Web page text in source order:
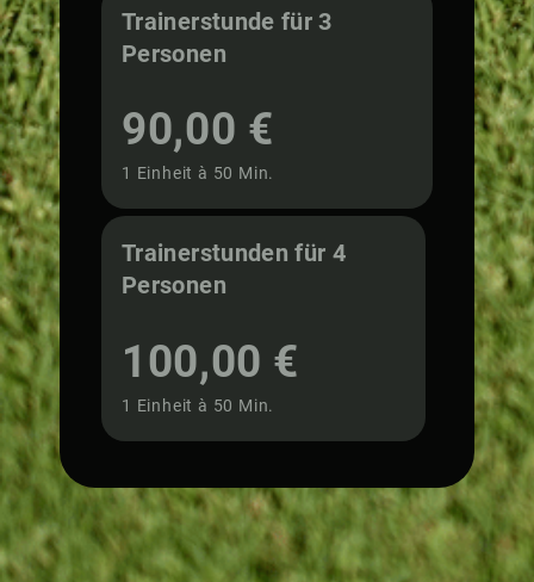
Trainerstunde für 3
Personen
90,00 €
1 Einheit à 50 Min.
Trainerstunden für 4
Personen
100,00 €
1 Einheit à 50 Min.